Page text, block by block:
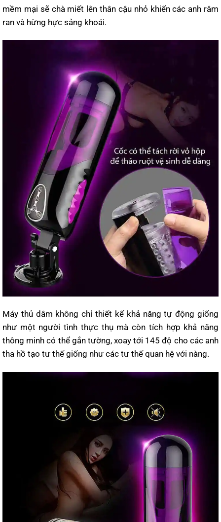
mềm mại sẽ chà miết lên thân cậu nhỏ khiến các anh râm
ran và hừng hực sảng khoái.
Máy thủ dâm không chỉ thiết kế khả năng tự động giống
như một người tình thực thụ mà còn tích hợp khả năng
thông minh có thể gắn tường, xoay tới 145 độ cho các anh
tha hồ tạo tư thế giống như các tư thế quan hệ với nàng.